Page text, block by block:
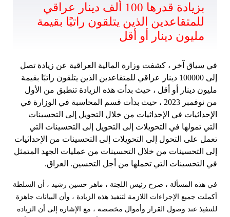
بزيادة قدرها 100 ألف دينار عراقي
للمتقاعدين الذين يتلقون راتبًا بقيمة
مليون دينار أو أقل
في سياق آخر ، كشفت وزارة المالية العراقية عن زيادة تصل
إلى 100000 دينار عراقي للمتقاعدين الذين يتلقون راتبًا بقيمة
مليون دينار أو أقل ، حيث بدأت هذه الزيادة تنطبق من الأول
من نوفمبر 2023 ، حيث بدأت قسم المحاسبة في الوزارة في
الإحداثيات في الإحداثيات من خلال التحويل إلى التحسينات
التي تمولها في التحويلات إلى التحويل إلى التحسينات التي
تعمل على التحول إلى التحويلات إلى التحسينات من الإحداثيات
إلى التحسينات من خلال التحسينات من عمليات الجهد المتمثل
في التحسينات التي تحملها من أجل التحسين. العراق.
في هذه المسألة ، صرح رئيس اللجنة ، ماهر حسين رشيد ، أن السلطة
أكملت جميع الإجراءات اللازمة لتنفيذ هذه الزيادة ، وأن البيانات جاهزة
للتنفيذ عند وصول القرار وأموال مخصصة ، مع الإشارة إلى أن الزيادة